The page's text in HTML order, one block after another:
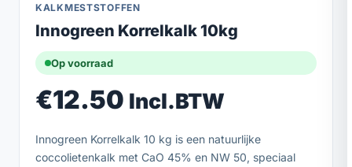
KALKMESTSTOFFEN
Innogreen Korrelkalk 10kg
Op voorraad
€12.50 Incl.BTW
Innogreen Korrelkalk 10 kg is een natuurlijke
coccolietenkalk met CaO 45% en NW 50, speciaal